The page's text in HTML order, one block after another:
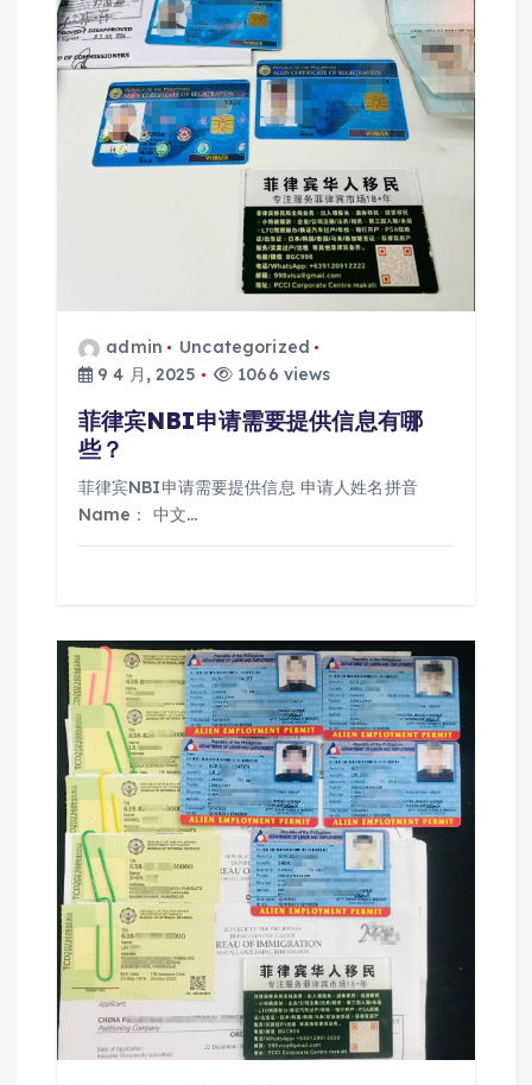
admin
Uncategorized
9 4 月, 2025
1066 views
菲律宾NBI申请需要提供信息有哪
些？
菲律宾NBI申请需要提供信息 申请人姓名拼音
Name： 中文…